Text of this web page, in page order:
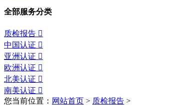
全部服务分类
质检报告 
中国认证 
亚洲认证 
欧洲认证 
北美认证 
南美认证 
您当前位置： 网站首页 > 质检报告 >